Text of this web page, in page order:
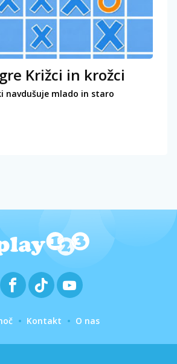
Križci in krožci
navdušuje mlado in staro
Kontakt O nas